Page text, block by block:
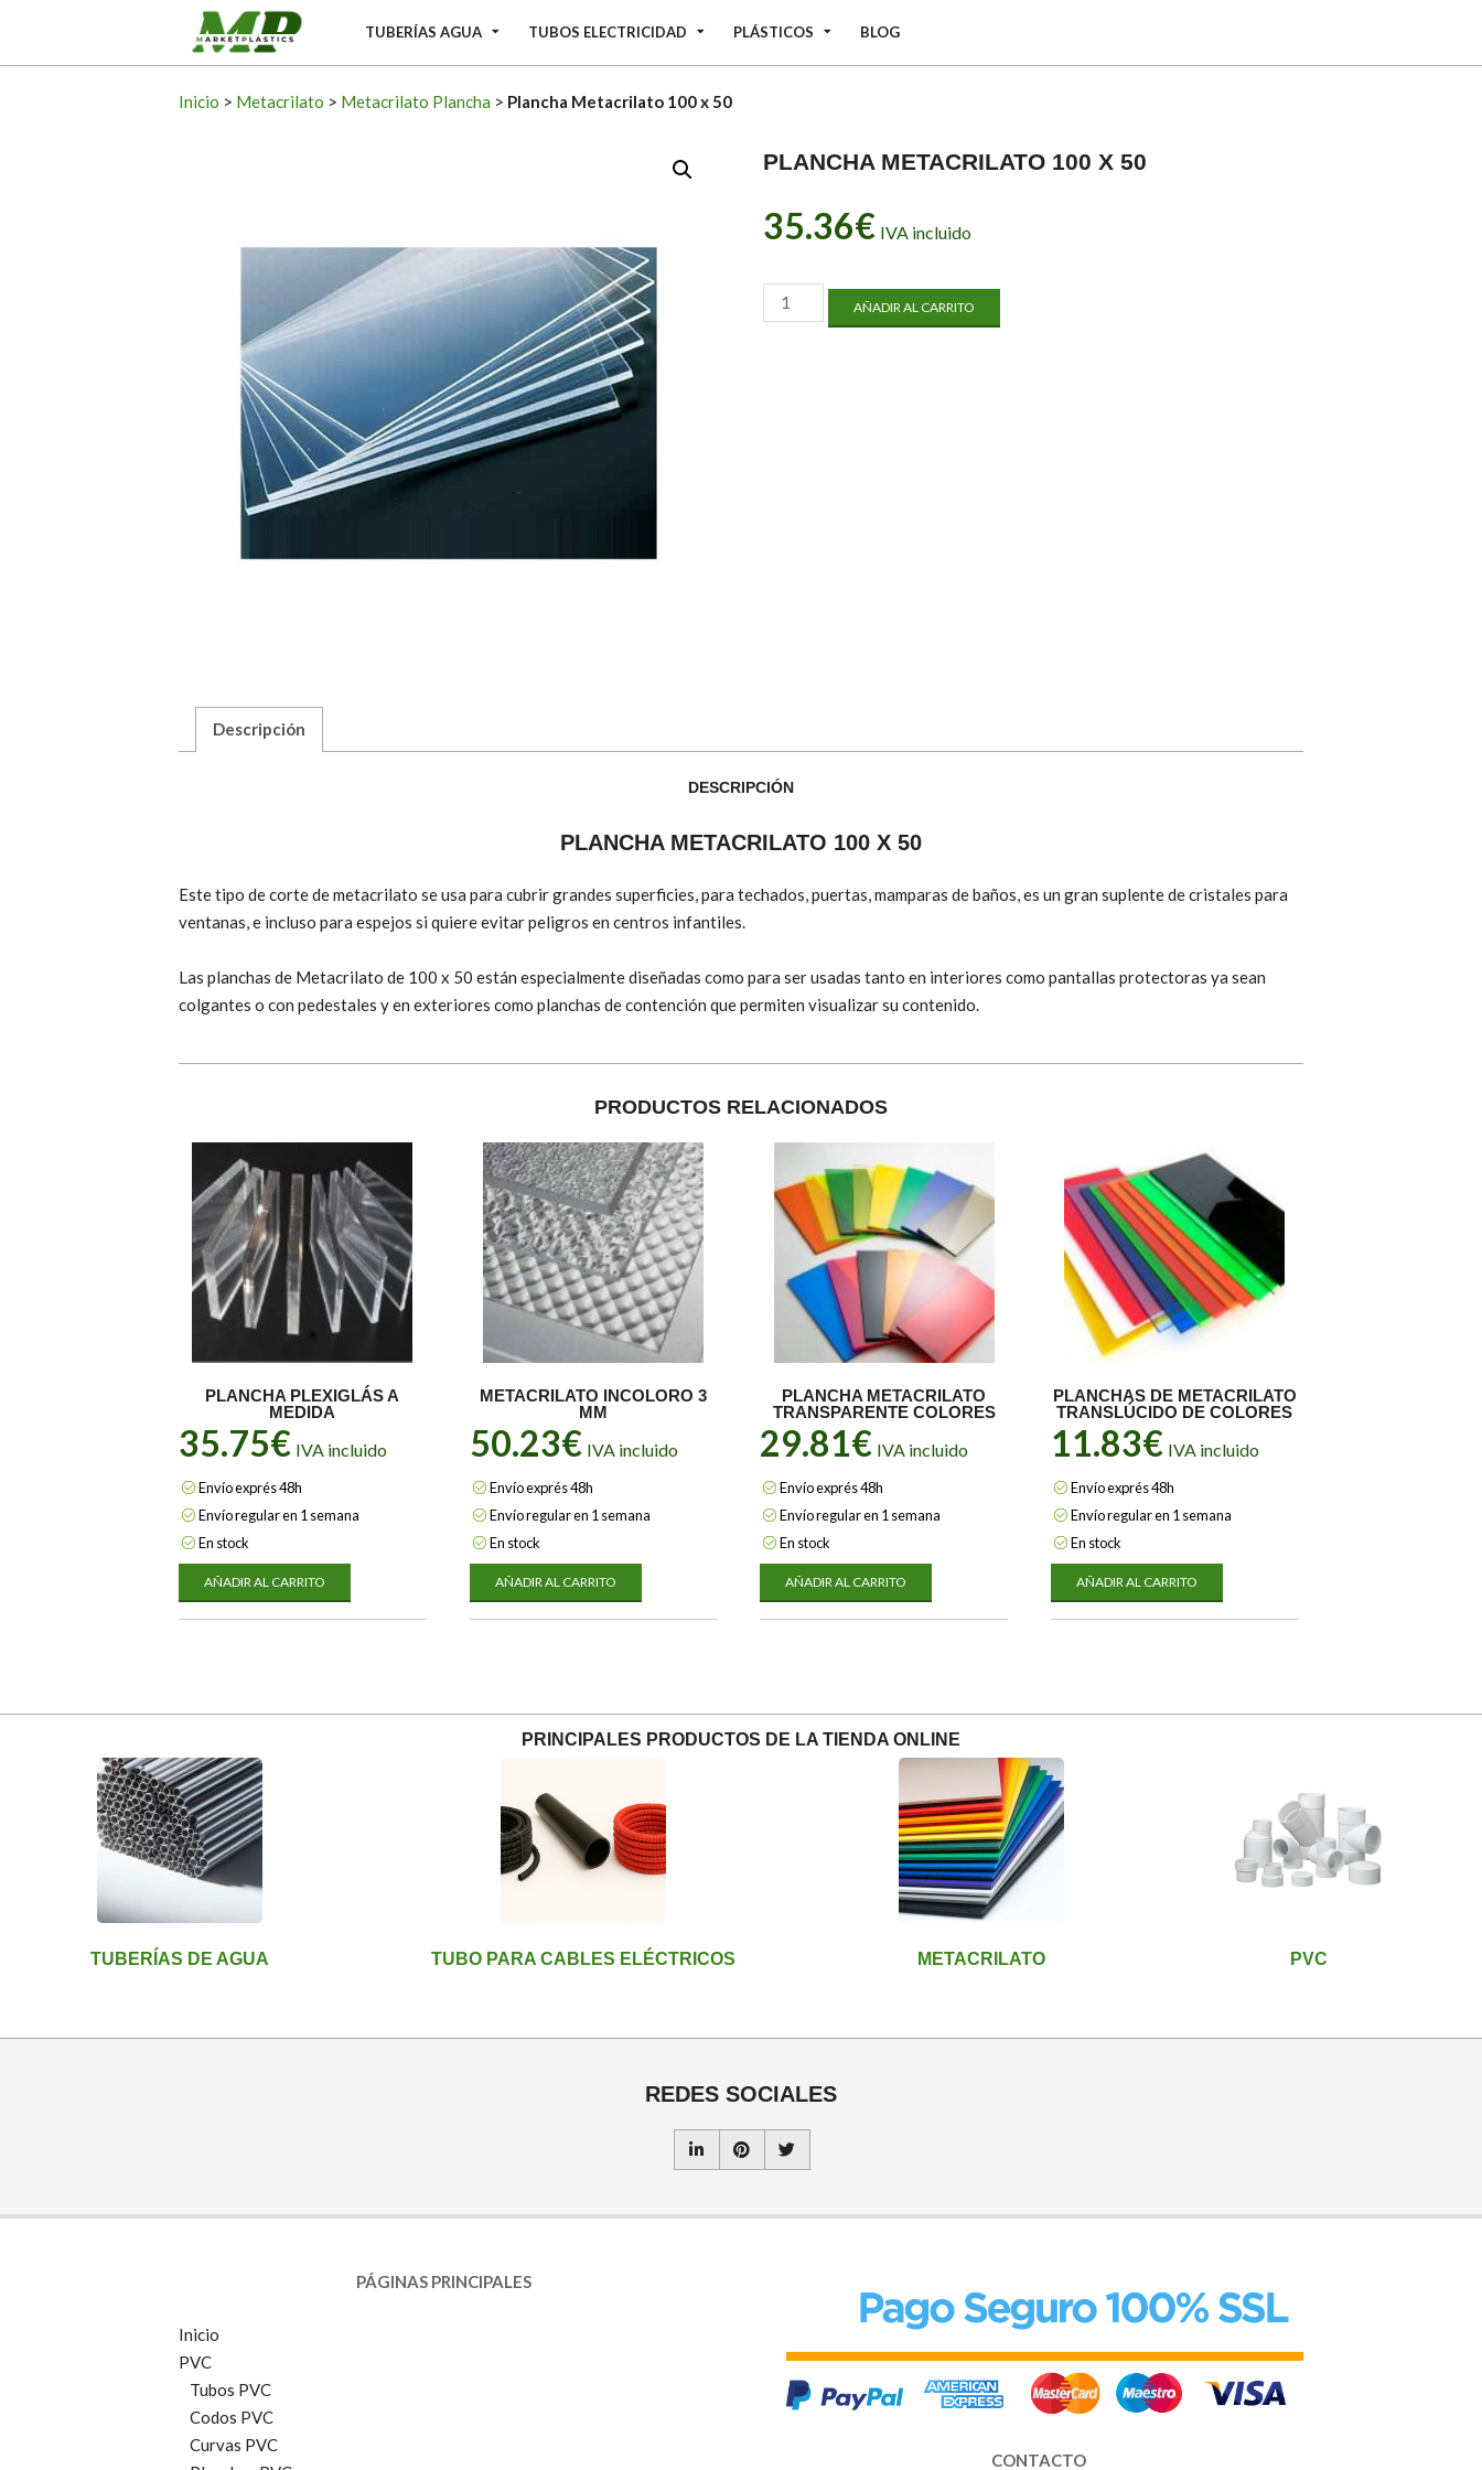
content
Menu
TUBERÍAS AGUA TUBOS ELECTRICIDAD PLÁSTICOS BLOG
Inicio > Metacrilato > Metacrilato Plancha > Plancha Metacrilato 100 x 50
PLANCHA METACRILATO 100 X 50
35.36€ IVA incluido
Plancha
MetacrilatoAÑADIR AL CARRITO
Descripción
DESCRIPCIÓN
PLANCHA METACRILATO 100 X 50
Este tipo de corte de metacrilato se usa para cubrir grandes superficies, para techados, puertas, mamparas de baños, es un gran suplente de cristales para
ventanas, e incluso para espejos si quiere evitar peligros en centros infantiles.
Las planchas de Metacrilato de 100 x 50 están especialmente diseñadas como para ser usadas tanto en interiores como pantallas protectoras ya sean
colgantes o con pedestales y en exteriores como planchas de contención que permiten visualizar su contenido.
PRODUCTOS RELACIONADOS
PLANCHA PLEXIGLÁS A
MEDIDA
35.75€ IVA incluido
Envío exprés 48h
Envío regular en 1 semana
En stock
AÑADIR AL CARRITO
METACRILATO INCOLORO 3
MM
50.23€ IVA incluido
Envío exprés 48h
Envío regular en 1 semana
En stock
AÑADIR AL CARRITO
PLANCHA METACRILATO
TRANSPARENTE COLORES
29.81€ IVA incluido
Envío exprés 48h
Envío regular en 1 semana
En stock
AÑADIR AL CARRITO
PLANCHAS DE METACRILATO
TRANSLÚCIDO DE COLORES
11.83€ IVA incluido
Envío exprés 48h
Envío regular en 1 semana
En stock
AÑADIR AL CARRITO
PRINCIPALES PRODUCTOS DE LA TIENDA ONLINE
TUBERÍAS DE AGUA TUBO PARA CABLES ELÉCTRICOS METACRILATO PVC
REDES SOCIALES
PÁGINAS PRINCIPALES
Inicio
PVC
Tubos PVC
Codos PVC
Curvas PVC
CONTACTO